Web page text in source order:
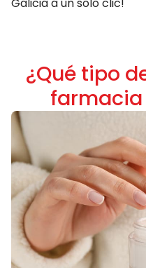
¿Qué tipo
farmacia